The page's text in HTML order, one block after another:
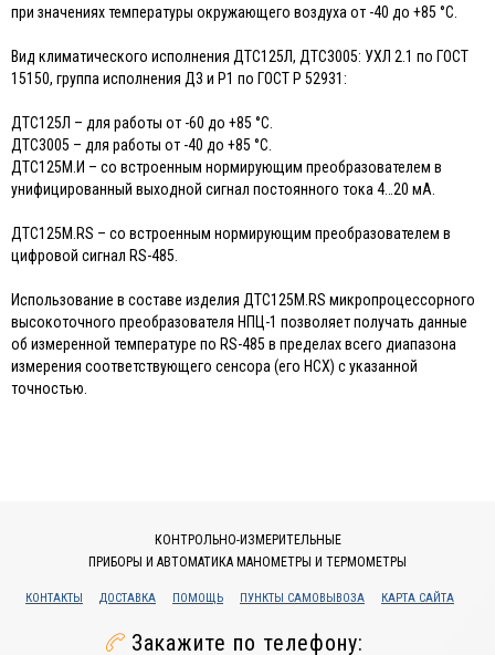
при значениях температуры окружающего воздуха от -40 до +85 °С.
Вид климатического исполнения ДТС125Л, ДТС3005: УХЛ 2.1 по ГОСТ
15150, группа исполнения Д3 и Р1 по ГОСТ Р 52931:
ДТС125Л – для работы от -60 до +85 °С.
ДТС3005 – для работы от -40 до +85 °С.
ДТС125М.И – со встроенным нормирующим преобразователем в
унифицированный выходной сигнал постоянного тока 4…20 мА.
ДТС125М.RS – со встроенным нормирующим преобразователем в
цифровой сигнал RS-485.
Использование в составе изделия ДТС125М.RS микропроцессорного
высокоточного преобразователя НПЦ-1 позволяет получать данные
об измеренной температуре по RS-485 в пределах всего диапазона
измерения соответствующего сенсора (его НСХ) с указанной
точностью.
КОНТРОЛЬНО-ИЗМЕРИТЕЛЬНЫЕ
ПРИБОРЫ И АВТОМАТИКА МАНОМЕТРЫ И ТЕРМОМЕТРЫ
КОНТАКТЫ ДОСТАВКА ПОМОЩЬ ПУНКТЫ САМОВЫВОЗА КАРТА САЙТА
Закажите по телефону: